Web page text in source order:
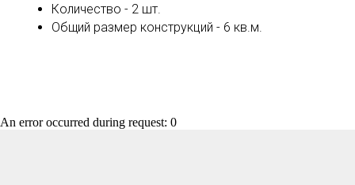
Количество - 2 шт.
Общий размер конструкций - 6 кв.м.
An error occurred during request: 0